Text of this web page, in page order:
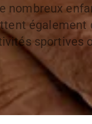
sportives